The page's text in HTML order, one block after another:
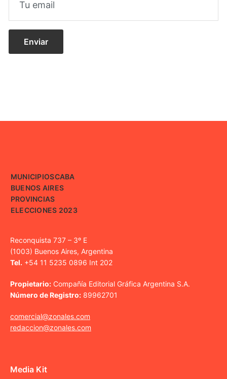
MUNICIPIOSCABA
BUENOS AIRES
PROVINCIAS
ELECCIONES 2023
Reconquista 737 – 3º E
(1003) Buenos Aires, Argentina
Tel. +54 11 5235 0896 Int 202
Propietario: Compañía Editorial Gráfica Argentina S.A.
Número de Registro: 89962701
comercial@zonales.com
redaccion@zonales.com
Media Kit